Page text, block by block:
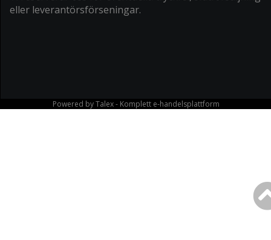
eller leverantörsförseningar.
Powered byTalex- Komplett e-handelsplattform